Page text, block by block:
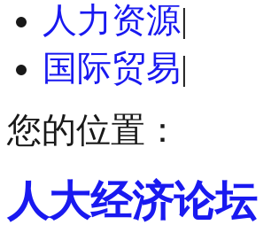
人力资源|
国际贸易|
您的位置：
人大经济论坛